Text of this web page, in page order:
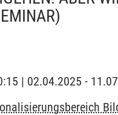
| 02.04.2025 -